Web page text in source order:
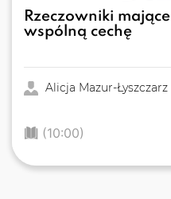
Rzeczowniki mające
wspólną cechę
Alicja Mazur-Łyszczarz
(10:00)